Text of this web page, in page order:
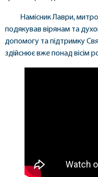
Намісник Лаври,
подякував вірянам та
допомогу та підтримку
здійснює вже понад вісім